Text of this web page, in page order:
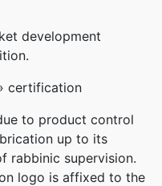
development
certification
to product control
up to its
rabbinic supervision.
logo is affixed to the